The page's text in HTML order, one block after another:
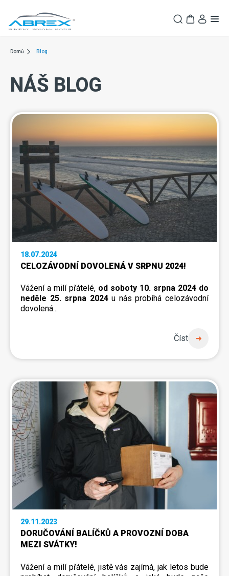
Domů Blog
NÁŠ BLOG
18.07.2024
CELOZÁVODNÍ DOVOLENÁ V SRPNU 2024!
Vážení a milí přátelé, od soboty 10. srpna 2024 do
neděle 25. srpna 2024u nás probíhá celozávodní
dovolená...
Číst
29.11.2023
DORUČOVÁNÍ BALÍČKŮ A PROVOZNÍ DOBA
MEZI SVÁTKY!
Vážení a milí přátelé, jistě vás zajímá, jak letos bude